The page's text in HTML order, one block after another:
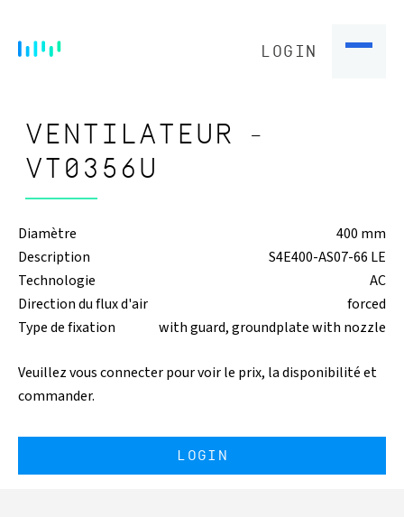
LOGIN
VENTILATEUR -
VT0356U
Diamètre
400 mm
Description
S4E400-AS07-66 LE
Technologie
AC
Direction du flux d'air
forced
Type de fixation
with guard, groundplate with nozzle
Veuillez vous connecter pour voir le prix, la disponibilité et
commander.
LOGIN